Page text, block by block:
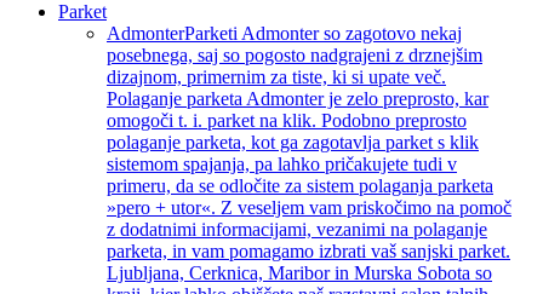
Parket
AdmonterParketi Admonter so zagotovo nekaj
posebnega, saj so pogosto nadgrajeni z drznejšim
dizajnom, primernim za tiste, ki si upate več.
Polaganje parketa Admonter je zelo preprosto, kar
omogoči t. i. parket na klik. Podobno preprosto
polaganje parketa, kot ga zagotavlja parket s klik
sistemom spajanja, pa lahko pričakujete tudi v
primeru, da se odločite za sistem polaganja parketa
»pero + utor«. Z veseljem vam priskočimo na pomoč
z dodatnimi informacijami, vezanimi na polaganje
parketa, in vam pomagamo izbrati vaš sanjski parket.
Ljubljana, Cerknica, Maribor in Murska Sobota so